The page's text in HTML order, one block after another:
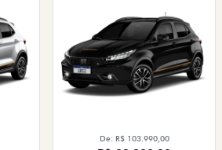
De: R$ 103.990,00